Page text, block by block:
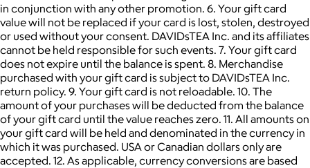
in conjunction with any other promotion. 6. Your gift card
value will not be replaced if your card is lost, stolen, destroyed
or used without your consent. DAVIDsTEA Inc. and its affiliates
cannot be held responsible for such events. 7. Your gift card
does not expire until the balance is spent. 8. Merchandise
purchased with your gift card is subject to DAVIDsTEA Inc.
return policy. 9. Your gift card is not reloadable. 10. The
amount of your purchases will be deducted from the balance
of your gift card until the value reaches zero. 11. All amounts on
your gift card will be held and denominated in the currency in
which it was purchased. USA or Canadian dollars only are
accepted. 12. As applicable, currency conversions are based